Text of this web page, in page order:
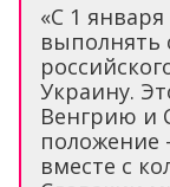
«С 1
выполнять
Украину.
Венгрию и
вместе с